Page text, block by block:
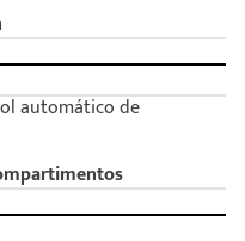
automático de